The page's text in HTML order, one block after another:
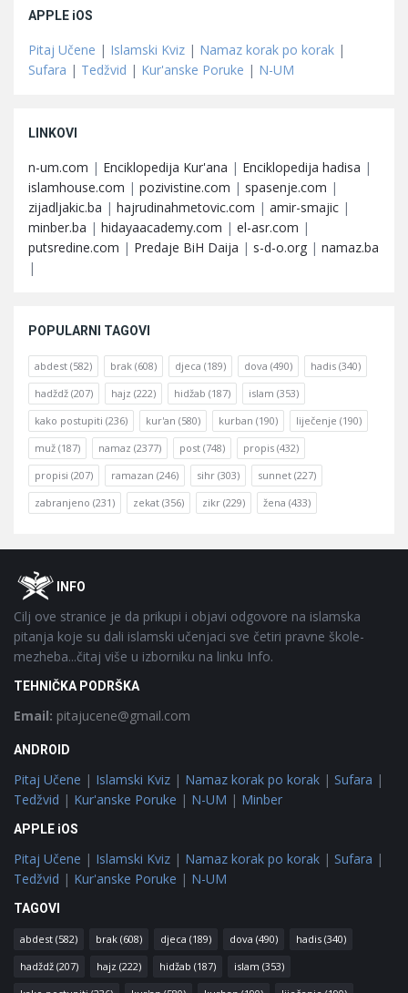
APPLE iOS
Pitaj Učene | Islamski Kviz | Namaz korak po korak |
Sufara | Tedžvid | Kur'anske Poruke | N-UM
LINKOVI
n-um.com | Enciklopedija Kur'ana | Enciklopedija hadisa |
islamhouse.com | pozivistine.com | spasenje.com |
zijadljakic.ba | hajrudinahmetovic.com | amir-smajic |
minber.ba | hidayaacademy.com | el-asr.com |
putsredine.com | Predaje BiH Daija | s-d-o.org | namaz.ba
|
POPULARNI TAGOVI
abdest (582) brak (608) djeca (189) dova (490) hadis (340)
hadždž (207) hajz (222) hidžab (187) islam (353)
kako postupiti (236) kur'an (580) kurban (190) liječenje (190)
muž (187) namaz (2377) post (748) propis (432)
propisi (207) ramazan (246) sihr (303) sunnet (227)
zabranjeno (231) zekat (356) zikr (229) žena (433)
FooterOINFO
Cilj ove stranice je da prikupi i objavi odgovore na islamska
pitanja koje su dali islamski učenjaci sve četiri pravne škole-
mezheba...čitaj više u izborniku na linku Info.
TEHNIČKA PODRŠKA
Email: pitajucene@gmail.com
ANDROID
Pitaj Učene | Islamski Kviz | Namaz korak po korak | Sufara |
Tedžvid | Kur'anske Poruke | N-UM | Minber
APPLE iOS
Pitaj Učene | Islamski Kviz | Namaz korak po korak | Sufara |
Tedžvid | Kur'anske Poruke | N-UM
TAGOVI
abdest (582) brak (608) djeca (189) dova (490) hadis (340)
hadždž (207) hajz (222) hidžab (187) islam (353)